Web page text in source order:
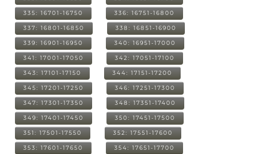
335: 16701-16750 336: 16751-16800
337: 16801-16850 338: 16851-16900
339: 16901-16950 340: 16951-17000
341: 17001-17050 342: 17051-17100
343: 17101-17150 344: 17151-17200
345: 17201-17250 346: 17251-17300
347: 17301-17350 348: 17351-17400
349: 17401-17450 350: 17451-17500
351: 17501-17550 352: 17551-17600
353: 17601-17650 354: 17651-17700